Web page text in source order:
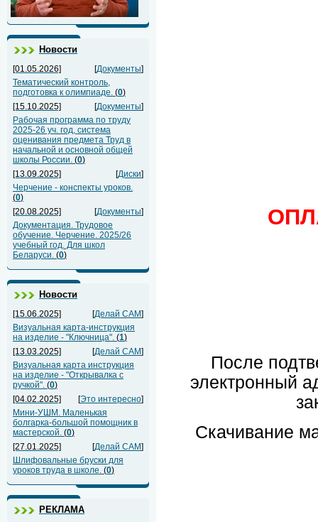
Новости
[01.05.2026] [Документы]
Тематический контроль,
подготовка к олимпиаде. (0)
[15.10.2025]
[Документы]
Рабочая программа по труду
2025-26 уч. год, система
оценивания предмета Труд в
начальной и основной общей
школы России. (0)
[13.09.2025]
[Диски]
Черчение - конспекты уроков.
(0)
[20.08.2025]
[Документы]
Документация. Трудовое
обучение. Черчение. 2025/26
учебный год. Для школ
Беларуси. (0)
Новости
[15.06.2025] [Делай САМ]
Визуальная карта-инструкция
на изделие - "Ключница". (1)
[13.03.2025]
[Делай САМ]
Визуальная карта инструкция
на изделие - "Открывалка с
ручкой". (0)
[04.02.2025]
[Это интересно]
Мини-УШМ. Маленькая
болгарка-большой помощник в
мастерской. (0)
[27.01.2025]
[Делай САМ]
Шлифовальные бруски для
уроков труда в школе. (0)
РЕКЛАМА
После
электронный
Скачивание